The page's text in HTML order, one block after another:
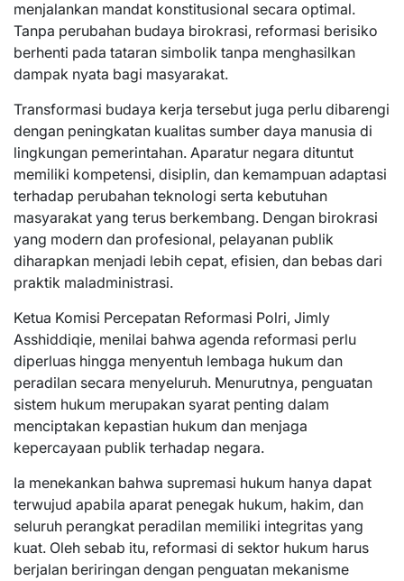
menjalankan mandat konstitusional secara optimal.
Tanpa perubahan budaya birokrasi, reformasi berisiko
berhenti pada tataran simbolik tanpa menghasilkan
dampak nyata bagi masyarakat.
Transformasi budaya kerja tersebut juga perlu dibarengi
dengan peningkatan kualitas sumber daya manusia di
lingkungan pemerintahan. Aparatur negara dituntut
memiliki kompetensi, disiplin, dan kemampuan adaptasi
terhadap perubahan teknologi serta kebutuhan
masyarakat yang terus berkembang. Dengan birokrasi
yang modern dan profesional, pelayanan publik
diharapkan menjadi lebih cepat, efisien, dan bebas dari
praktik maladministrasi.
Ketua Komisi Percepatan Reformasi Polri, Jimly
Asshiddiqie, menilai bahwa agenda reformasi perlu
diperluas hingga menyentuh lembaga hukum dan
peradilan secara menyeluruh. Menurutnya, penguatan
sistem hukum merupakan syarat penting dalam
menciptakan kepastian hukum dan menjaga
kepercayaan publik terhadap negara.
Ia menekankan bahwa supremasi hukum hanya dapat
terwujud apabila aparat penegak hukum, hakim, dan
seluruh perangkat peradilan memiliki integritas yang
kuat. Oleh sebab itu, reformasi di sektor hukum harus
berjalan beriringan dengan penguatan mekanisme